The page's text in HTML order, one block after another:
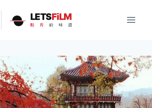
LETSFiLM
胶 片 的 味 道